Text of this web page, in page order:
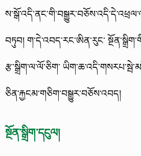
བཏུབ། ག་དེ་འབད་རང་ཨིན་རུང་
རྩ་སྒྲིག་ལ་ལོ་ཅིག་
ཅིན་རྐྱངམ་གཅིག་བསྒྱུར་བཅོས་འབད།
སྔོན་སྒྲིག་དངུལ།